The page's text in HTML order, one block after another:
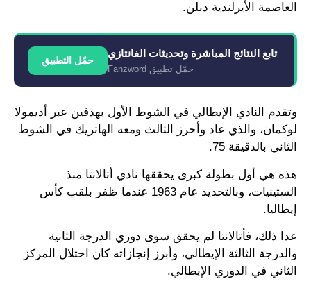
العاصمة الأيرلندية دبلن.
تابع النتائج المباشرة وتحديثات الفانتازي
حمّل تطبيق Fanzword
حمّل التطبيق
وتقدم النادي الإيطالي في الشوط الأول بهدفين عبر أديمولا
لوكمان، والذي عاد وأحرز الثالث ومعه الهاتريك في الشوط
الثاني بالدقيقة 75.
هذه هي أول بطولة كبرى يحققها نادي أتالانتا منذ
الستينيات، وبالتحديد عام 1963 عندما ظفر بلقب كأس
إيطاليا.
عدا ذلك، فأتالانتا لم يحقق سوى دوري الدرجة الثانية
والدرجة الثالثة الإيطالي، وأبرز إنجازاته كان احتلال المركز
الثاني في الدوري الإيطالي.